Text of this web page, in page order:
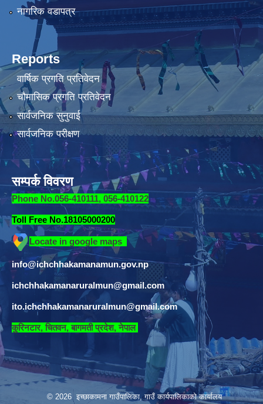
नागरिक वडापत्र
Reports
वार्षिक प्रगति प्रतिवेदन
चौमासिक प्रगति प्रतिवेदन
सार्वजनिक सुनुवाई
सार्वजनिक परीक्षण
सम्पर्क विवरण
Phone No.056-410111, 056-410122
Toll Free No.18105000200
Locate in google maps
info@ichchhakamanamun.gov.np
ichchhakamanaruralmun@gmail.com
ito.ichchhakamanaruralmun@gmail.com​
कुरिनटार, चितवन, बागमती प्रदेश, नेपाल
© 2026 इच्छाकामना गाउँपालिका, गाउँ कार्यपालिकाको कार्यालय